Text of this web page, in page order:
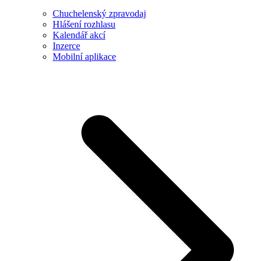
Chuchelenský zpravodaj
Hlášení rozhlasu
Kalendář akcí
Inzerce
Mobilní aplikace